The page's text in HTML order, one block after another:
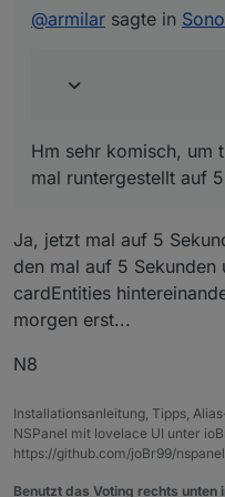
@armilar sagte in
Hm sehr komisch, um
mal runtergestellt auf
Ja, jetzt mal auf 5
den mal auf 5 Sekunden
cardEntities
morgen erst...
N8
Installationsanleitung, Tipps,
NSPanel mit lovelace UI unter
https://github.com/joBr99/
Benutzt das Voting rechts unten